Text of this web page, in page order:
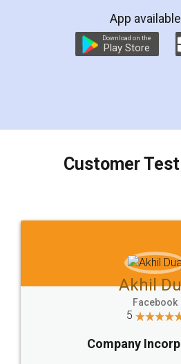
App
Download on the
Play Store
Customer
Akhil
Facebook
5
Company